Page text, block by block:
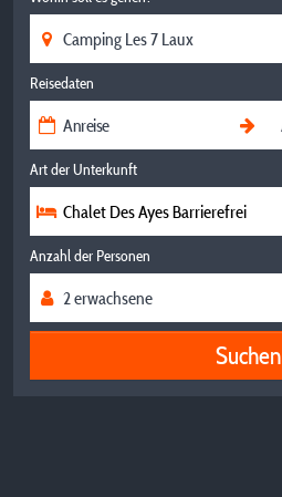
Reisedaten
Art der Unterkunft
Chalet Des Ayes Barrierefrei
Anzahl der Personen
Suchen